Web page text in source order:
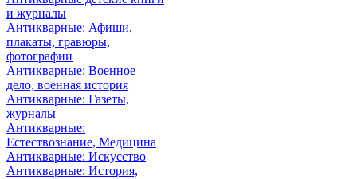
и журналы
Антикварные: Афиши,
плакаты, гравюры,
фотографии
Антикварные: Военное
дело, военная история
Антикварные: Газеты,
журналы
Антикварные:
Естествознание, Медицина
Антикварные: Искусство
Антикварные: История,